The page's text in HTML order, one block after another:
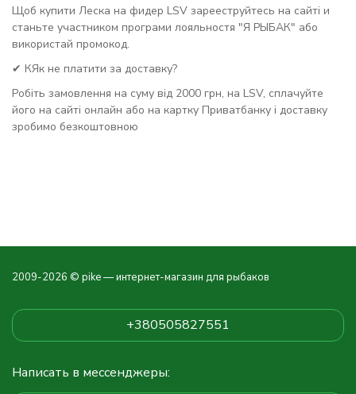
Щоб купити Леска на фидер LSV зарееструйтесь на сайті и
станьте участником програми лояльностя "Я РЫБАК" або
використай промокод.
✔ КЯк не платити за доставку?
Робіть замовлення на суму від 2000 грн, на LSV, сплачуйте
його на сайті онлайн або на картку Приватбанку і доставку
зробимо безкоштовною
2009-2026 © pike — интернет-магазин для рыбаков
+380505827551
Написать в мессенджеры: